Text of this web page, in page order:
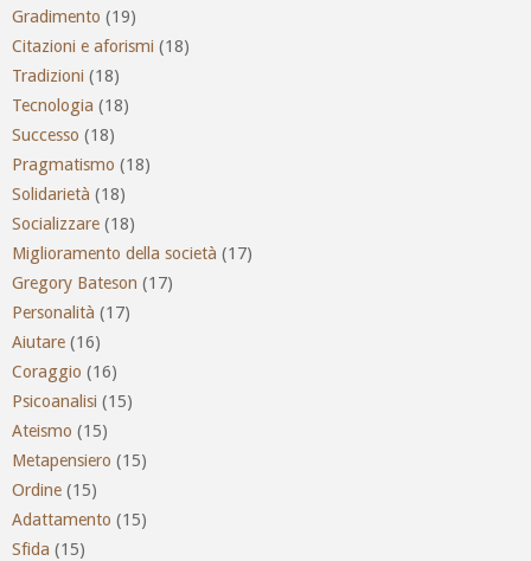
Gradimento (19)
Citazioni e aforismi (18)
Tradizioni (18)
Tecnologia (18)
Successo (18)
Pragmatismo (18)
Solidarietà (18)
Socializzare (18)
Miglioramento della società (17)
Gregory Bateson (17)
Personalità (17)
Aiutare (16)
Coraggio (16)
Psicoanalisi (15)
Ateismo (15)
Metapensiero (15)
Ordine (15)
Adattamento (15)
Sfida (15)